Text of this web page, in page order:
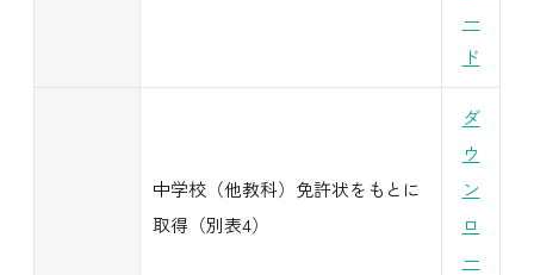
ー
ド
中学校（他教科）免許状をもとに
取得（別表4）
ダ
ウ
ン
ロ
ー